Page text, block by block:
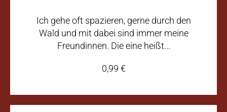
Ich gehe oft spazieren, gerne durch den
Wald und mit dabei sind immer meine
Freundinnen. Die eine heißt...
0,99 €